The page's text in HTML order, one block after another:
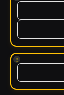
!